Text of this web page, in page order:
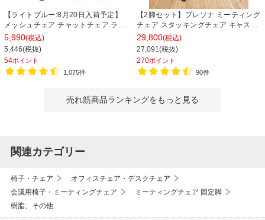
【ライトブルー:8月20日入荷予定】
メッシュチェア チャットチェア ラン
バーサポート オフィスチェア デスク
チェア 会議椅子 幅580×奥行580×高
さ835-930mm
5,990(税込)
5,446(税抜)
54ポイント
1,075件
【2脚セット】プレソナ ミーティング
チェア スタッキングチェア キャスタ
ー付き 座面クッション 幅570×奥行
565×高さ805mm 会議室 収納 法人
大人数 重ねる 会議用椅子 会議用チェ
ア
29,800(税込)
27,091(税抜)
270ポイント
90件
売れ筋商品ランキングをもっと見る
関連カテゴリー
椅子・チェア
オフィスチェア・デスクチェア
会議用椅子・ミーティングチェア
ミーティングチェア 固定脚
樹脂、その他